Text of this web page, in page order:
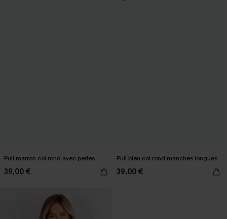
Pull marron col rond avec perles
39,00 €
Pull bleu col rond manches longues
39,00 €